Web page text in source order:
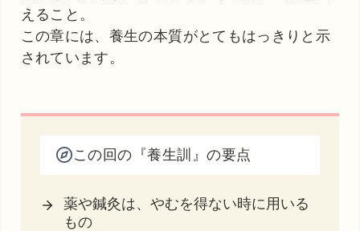
えること。
この章には、養生の本質がとてもはっきりと示
されています。
この回の『養生訓』の要点
薬や鍼灸は、やむを得ない時に用いる
もの